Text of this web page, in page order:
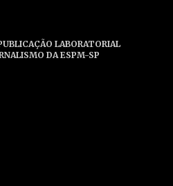
LABORATORIAL
DA ESPM-SP